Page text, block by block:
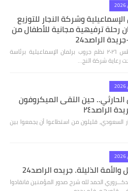
وشركة النجار للتوزيع
رحلة ترفيهية مجانية للأطفال من
الراصد24
كتبت أمل عبد الرحيم ٣ أغسطس ٢٠٢٦ نظم جروب برلمان الإسماعيلية برئاسة
رعاية شركة النج…
حين التقى الميكروفون
الراصد٢٤
قليلون من استطاعوا أن يجمعوا بين
والأمة الذليلة. جريده الراصد24
الحمد لله شرح صدور المؤمنين فانقادوا